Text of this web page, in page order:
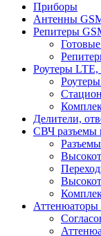
Приборы
Антенны
Репитеры
Роутеры LTE,
Делители,
СВЧ разъемы
Разъемы
Аттенюаторы